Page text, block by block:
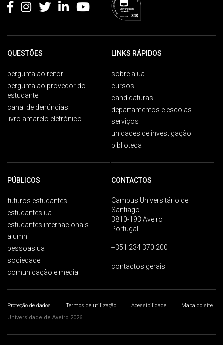
QUESTÕES
pergunta ao reitor
pergunta ao provedor do
estudante
canal de denúncias
livro amarelo eletrónico
LINKS RÁPIDOS
sobre a ua
cursos
candidaturas
departamentos e escolas
serviços
unidades de investigação
biblioteca
PÚBLICOS
futuros estudantes
estudantes ua
estudantes internacionais
alumni
pessoas ua
sociedade
comunicação e media
CONTACTOS
Campus Universitário de
Santiago
3810-193 Aveiro
Portugal
+351 234 370 200
contactos gerais
Proteção de dados Termos de utilização Acessibilidade
Mapa do site
Universidade de Aveiro 2026